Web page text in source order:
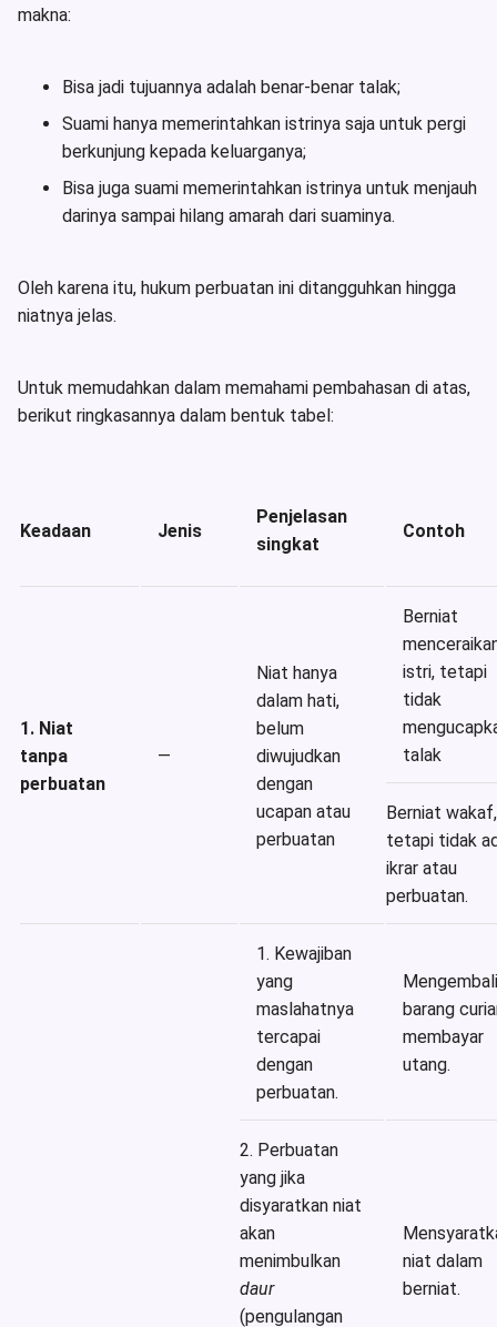
makna:
Bisa jadi tujuannya adalah benar-benar talak;
Suami hanya memerintahkan istrinya saja untuk pergi
berkunjung kepada keluarganya;
Bisa juga suami memerintahkan istrinya untuk menjauh
darinya sampai hilang amarah dari suaminya.
Oleh karena itu, hukum perbuatan ini ditangguhkan hingga
niatnya jelas.
Untuk memudahkan dalam memahami pembahasan di atas,
berikut ringkasannya dalam bentuk tabel:
Keadaan Jenis
Penjelasan
singkat
Contoh
1. Niat
tanpa
perbuatan
—
Niat hanya
dalam hati,
belum
diwujudkan
dengan
ucapan atau
perbuatan
Berniat
istri, tetapi
tidak
talak
Berniat wakaf,
tetapi tidak
ikrar atau
perbuatan.
1. Kewajiban
yang
maslahatnya
tercapai
dengan
perbuatan.
barang
membayar
utang.
2. Perbuatan
yang jika
disyaratkan niat
akan
menimbulkan
daur
(pengulangan
niat dalam
berniat.